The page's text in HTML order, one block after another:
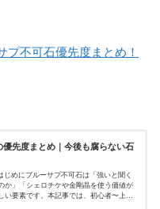
プ不可石優先度まとめ！
優先度まとめ｜今後も腐らない石
じめにブルーサプ不可石は「強いと聞く
か」「シェロチケや金剛晶を使う価値が
い要素です。本記事では、初心者〜上級